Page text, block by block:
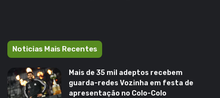
Noticias Mais Recentes
Mais de 35 mil adeptos recebem
guarda-redes Vozinha em festa de
apresentação no Colo-Colo